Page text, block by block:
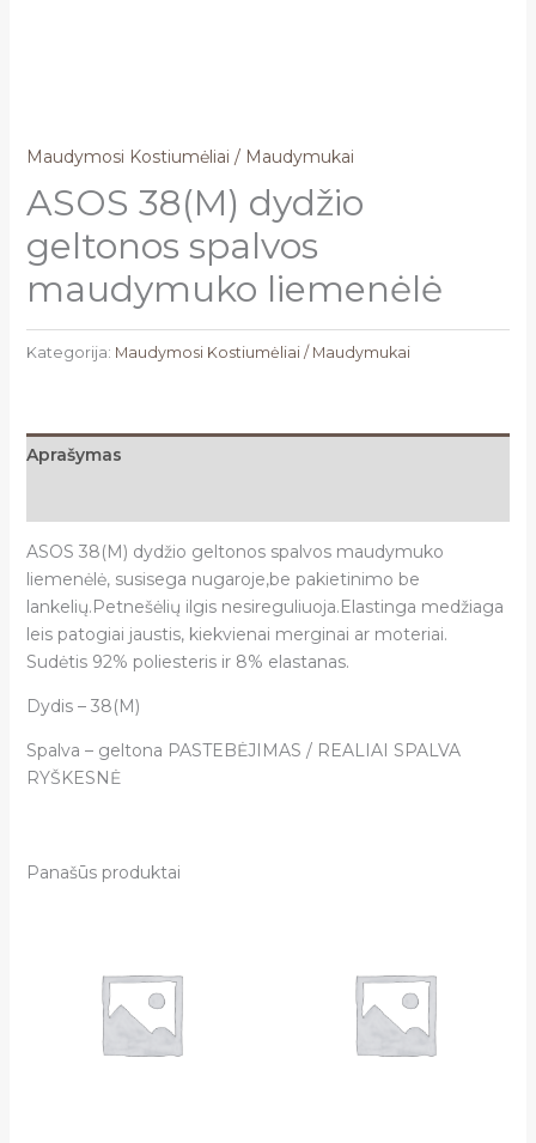
Maudymosi Kostiumėliai / Maudymukai
ASOS 38(M) dydžio
geltonos spalvos
maudymuko liemenėlė
Kategorija: Maudymosi Kostiumėliai / Maudymukai
Aprašymas
ASOS 38(M) dydžio geltonos spalvos maudymuko
liemenėlė, susisega nugaroje,be pakietinimo be
lankelių.Petnešėlių ilgis nesireguliuoja.Elastinga medžiaga
leis patogiai jaustis, kiekvienai merginai ar moteriai.
Sudėtis 92% poliesteris ir 8% elastanas.
Dydis – 38(M)
Spalva – geltona PASTEBĖJIMAS / REALIAI SPALVA
RYŠKESNĖ
Panašūs produktai